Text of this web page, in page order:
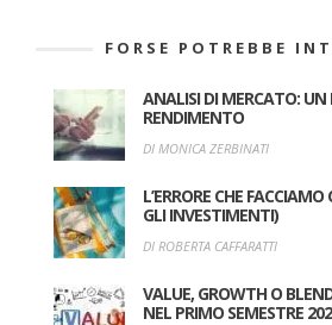
FORSE POTREBBE
ANALISI DI MERCATO: UN
RENDIMENTO
DI MONICA ZERBINATI
L’ERRORE CHE
GLI INVESTIMENTI)
DI ROBERTA CAFFARATTI
VALUE, GROWTH O
NEL PRIMO SEMESTRE